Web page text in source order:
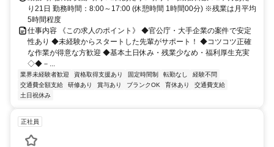
り21日 勤務時間：8:00～17:00 (休憩時間 1時間00分) ※残業は月平均
5時間程度
仕事内容 《この求人のポイント》 ◆官公庁・大手企業の案件で安定
性あり ◆未経験からスタートした先輩がサポート！ ◆コツコツ正確
な作業が得意な方歓迎 ◆基本土日休み・残業少なめ・福利厚生充実
◇◆－...
業界未経験者歓迎 資格取得支援あり 固定時間制 転勤なし
経験不問
交通費全額支給
研修あり 賞与あり ブランクOK 育休あり
交通費支給
土日祝休み
正社員